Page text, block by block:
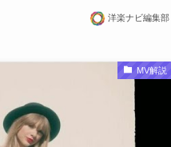
洋楽ナビ編集部
MV解説